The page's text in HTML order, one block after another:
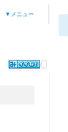
▼メニュー